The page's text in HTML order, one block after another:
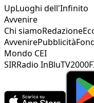
UpLuoghi dell'Infinito
Avvenire
Chi siamoRedazione
AvvenirePubblicità
Mondo CEI
SIRRadio InBluTV2000